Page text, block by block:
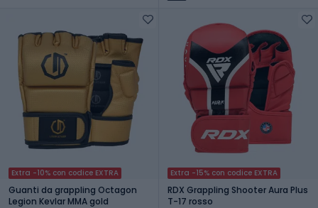
Extra -10% con codice EXTRA
Guanti da grappling Octagon
Legion Kevlar MMA gold
Extra -15% con codice EXTRA
RDX Grappling Shooter Aura Plus
T-17 rosso